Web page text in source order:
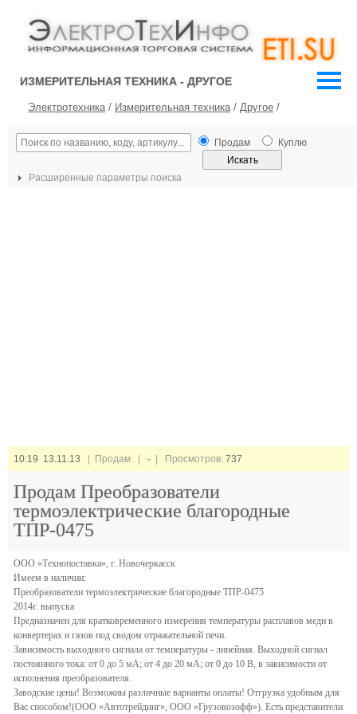
ИЗМЕРИТЕЛЬНАЯ ТЕХНИКА - ДРУГОЕ
Электротехника/ Измерительная техника/ Другое /
Продам Куплю
Расширенные параметры поиска
10:19 13.11.13 | Продам | - | Просмотров: 737
Продам Преобразователи
термоэлектрические благородные
ТПР-0475
ООО «Технопоставка», г. Новочеркасск
Имеем в наличии:
Преобразователи термоэлектрические благородные ТПР-0475
2014г. выпуска
Предназначен для кратковременного измерения температуры расплавов меди в
конвертерах и газов под сводом отражательной печи.
Зависимость выходного сигнала от температуры - линейная. Выходной сигнал
постоянного тока: от 0 до 5 мА; от 4 до 20 мА; от 0 до 10 В, в зависимости от
исполнения преобразователя.
Заводские цены! Возможны различные варианты оплаты! Отгрузка удобным для
Вас способом!(ООО «Автотрейдинг», ООО «Грузовозофф»). Есть представители